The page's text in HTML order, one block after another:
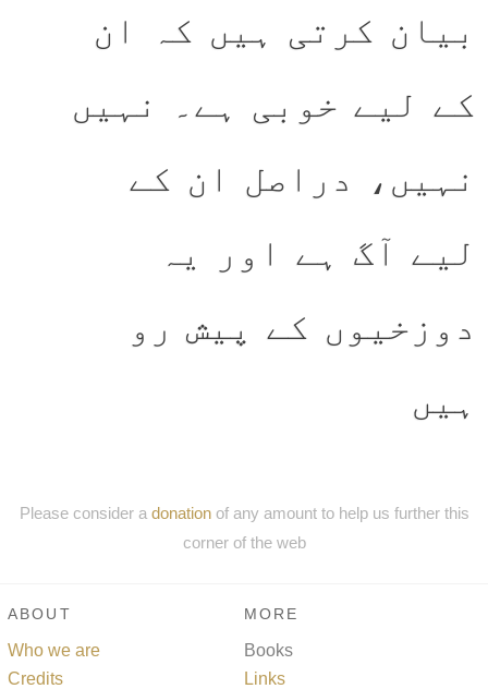
بیان کرتی ہیں کہ ان
کے لیے خوبی ہے۔ نہیں
نہیں، دراصل ان کے
لیے آگ ہے اور یہ
دوزخیوں کے پیش رو
ہیں
Please consider a donationof any amount to help us further this
corner of the web
ABOUT
Who we are
Credits
MORE
Books
Links